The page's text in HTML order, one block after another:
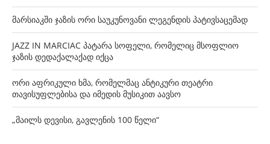
მარსიაკში ჯაზის ორი საუკუნოვანი ლეგენდის პატივსაცემად
JAZZ IN MARCIAC პატარა სოფელი, რომელიც მსოფლიო
ჯაზის დედაქალაქად იქცა
ორი აფრიკული ხმა, რომელმაც ანტიკური თეატრი
თავისუფლებისა და იმედის მუსიკით აავსო
„მაილს დევისი, გავლენის 100 წელი“